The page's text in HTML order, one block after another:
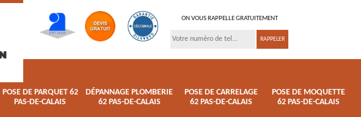
ON VOUS RAPPELLE GRATUITEMENT
POSE DE PARQUET 62
PAS-DE-CALAIS
DÉPANNAGE PLOMBERIE
62 PAS-DE-CALAIS
POSE DE CARRELAGE
62 PAS-DE-CALAIS
POSE DE MOQUETTE
62 PAS-DE-CALAIS